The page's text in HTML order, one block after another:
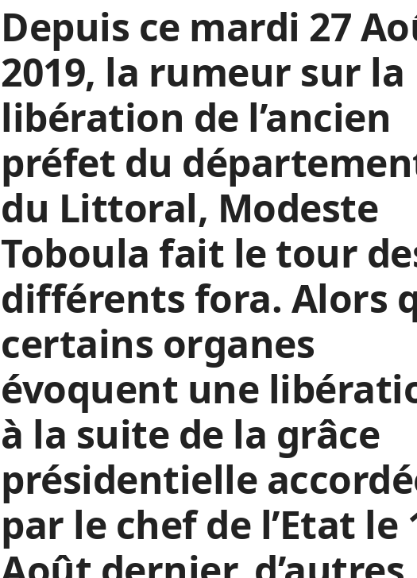
Depuis ce mardi 27
2019, la rumeur sur la
libération de l’ancien
préfet du
du Littoral, Modeste
Toboula fait le tour
différents fora. Alors
certains organes
évoquent une
à la suite de la grâce
présidentielle
par le chef de l’Etat le